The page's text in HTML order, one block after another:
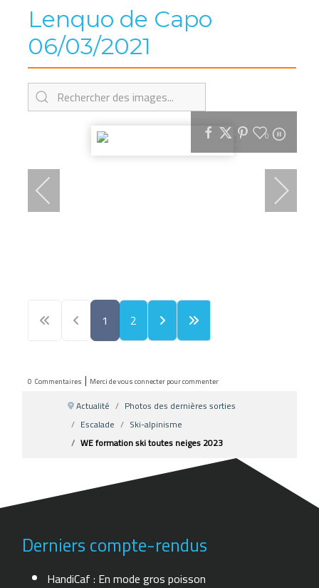
Lenquo de Capo
06/03/2021
0
1 2
0 Commentaires | Merci de vous connecter pour commenter
Actualité
Photos des dernières sorties
Escalade
Ski-alpinisme
WE formation ski toutes neiges 2023
Derniers compte-rendus
HandiCaf : En mode gros poisson